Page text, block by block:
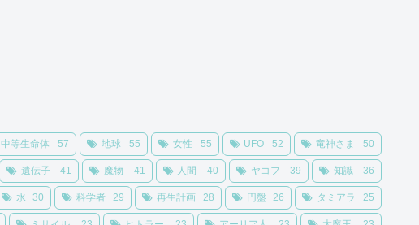
中等生命体 57 地球 55 女性 55 UFO 52 竜神さま 50
遺伝子 41 魔物 41 人間 40 ヤコフ 39 知識 36
水 30 科学者 29 再生計画 28 円盤 26 タミアラ 25